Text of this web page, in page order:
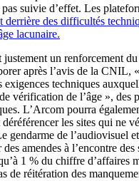
suivie d’effet. Les
derrière des difficultés
lacunaire.
un renforcement
après l’avis de la CNIL,
exigences techniques
vérification de l’âge », des
L’Arcom pourra
les sites qui ne
gendarme de l’audiovisuel
amendes à l’encontre des
1 % du chiffre d’affaires
de réitération des